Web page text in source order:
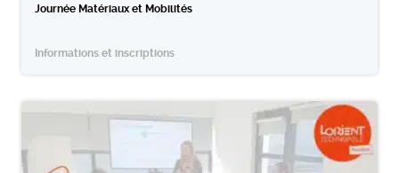
Journée Matériaux et Mobilités
Informations et inscriptions